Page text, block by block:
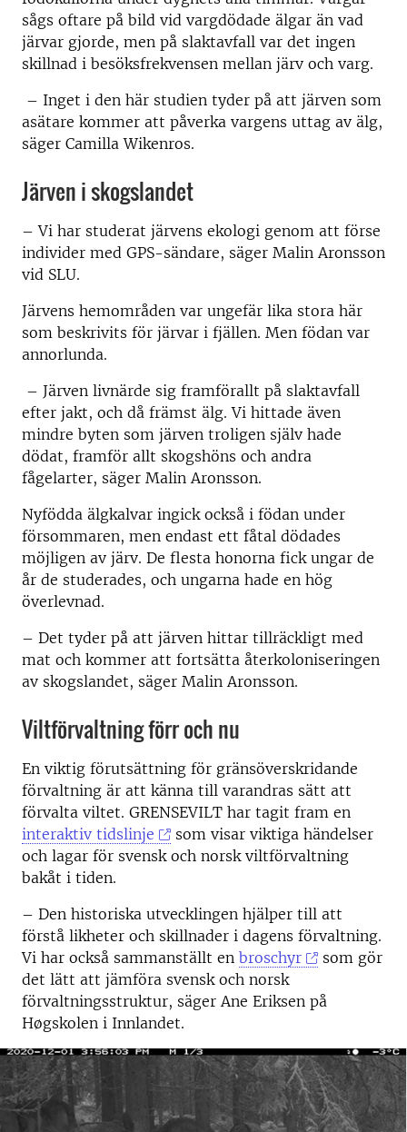
sågs oftare på bild vid vargdödade älgar än vad
järvar gjorde, men på slaktavfall var det ingen
skillnad i besöksfrekvensen mellan järv och varg.
– Inget i den här studien tyder på att järven som
asätare kommer att påverka vargens uttag av älg,
säger Camilla Wikenros.
Järven i skogslandet
– Vi har studerat järvens ekologi genom att förse
individer med GPS-sändare, säger Malin Aronsson
vid SLU.
Järvens hemområden var ungefär lika stora här
som beskrivits för järvar i fjällen. Men födan var
annorlunda.
– Järven livnärde sig framförallt på slaktavfall
efter jakt, och då främst älg. Vi hittade även
mindre byten som järven troligen själv hade
dödat, framför allt skogshöns och andra
fågelarter, säger Malin Aronsson.
Nyfödda älgkalvar ingick också i födan under
försommaren, men endast ett fåtal dödades
möjligen av järv. De flesta honorna fick ungar de
år de studerades, och ungarna hade en hög
överlevnad.
– Det tyder på att järven hittar tillräckligt med
mat och kommer att fortsätta återkoloniseringen
av skogslandet, säger Malin Aronsson.
Viltförvaltning förr och nu
En viktig förutsättning för gränsöverskridande
förvaltning är att känna till varandras sätt att
förvalta viltet. GRENSEVILT har tagit fram en
interaktiv tidslinje
som visar viktiga händelser
och lagar för svensk och norsk viltförvaltning
bakåt i tiden.
– Den historiska utvecklingen hjälper till att
förstå likheter och skillnader i dagens förvaltning.
Vi har också sammanställt en broschyr
som gör
det lätt att jämföra svensk och norsk
förvaltningsstruktur, säger Ane Eriksen på
Høgskolen i Innlandet.